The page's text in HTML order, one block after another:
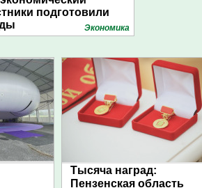
подготовили
Экономика
Тысяча наград:
Пензенская область